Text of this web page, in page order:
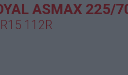
ASMAX 225/
112R